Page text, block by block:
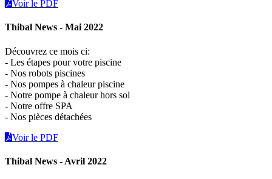
Voir le PDF
Thibal News - Mai 2022
Découvrez ce mois ci:
- Les étapes pour votre piscine
- Nos robots piscines
- Nos pompes à chaleur piscine
- Notre pompe à chaleur hors sol
- Notre offre SPA
- Nos pièces détachées
Voir le PDF
Thibal News - Avril 2022